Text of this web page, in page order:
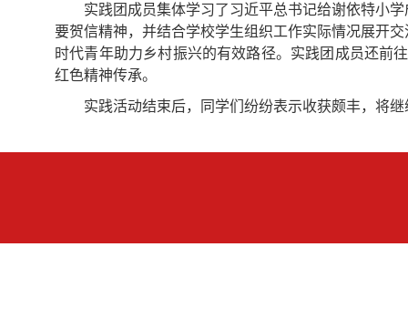
实践团成员集体学习了习近平总书记给谢依特小
要贺信精神，并结合学校学生组织工作实际情况展开
时代青年助力乡村振兴的有效路径。实践团成员还前
红色精神传承。
实践活动结束后，同学们纷纷表示收获颇丰，将